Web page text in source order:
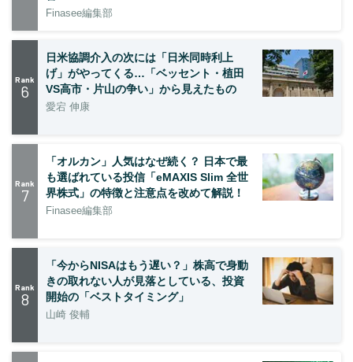
Finasee編集部
Rank
6
日米協調介入の次には「日米同時利上
げ」がやってくる…「ベッセント・植田
VS高市・片山の争い」から見えたもの
愛宕 伸康
Rank
7
「オルカン」人気はなぜ続く？ 日本で最
も選ばれている投信「eMAXIS Slim 全世
界株式」の特徴と注意点を改めて解説！
Finasee編集部
Rank
8
「今からNISAはもう遅い？」株高で身動
きの取れない人が見落としている、投資
開始の「ベストタイミング」
山崎 俊輔